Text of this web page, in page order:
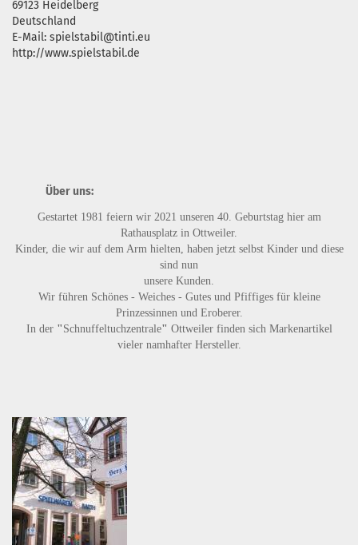
69123 Heidelberg
Deutschland
E-Mail: spielstabil@tinti.eu
http://www.spielstabil.de
Über uns:
Gestartet 1981 feiern wir 2021 unseren 40. Geburtstag hier am
Rathausplatz in Ottweiler.
Kinder, die wir auf dem Arm hielten, haben jetzt selbst Kinder und diese
sind nun
unsere Kunden.
Wir führen Schönes - Weiches - Gutes und Pfiffigesfür kleine
Prinzessinnen und Eroberer.
In der " Schnuffeltuchzentrale" Ottweiler finden sich Markenartikel
vieler namhafter Hersteller.